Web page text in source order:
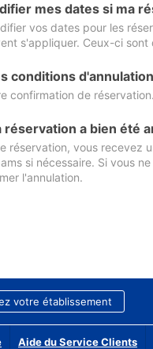
mes dates si ma
vos dates pour les
s'appliquer. Ceux-ci
conditions
confirmation de réservation.
a bien été
réservation, vous recevez
si nécessaire. Si vous
l'annulation.
votre établissement
Aide du Service Clients